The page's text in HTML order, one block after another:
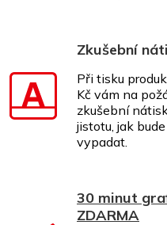
Zkušební
Při tisku
Kč vám na
zkušební
jistotu, jak
vypadat.
30 minut
ZDARMA